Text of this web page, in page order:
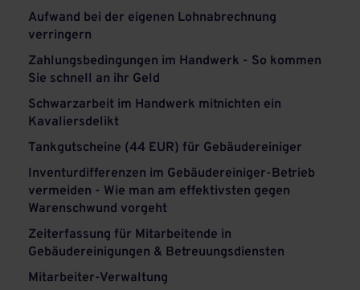
Aufwand bei der eigenen Lohnabrechnung
verringern
Zahlungsbedingungen im Handwerk - So kommen
Sie schnell an ihr Geld
Schwarzarbeit im Handwerk mitnichten ein
Kavaliersdelikt
Tankgutscheine (44 EUR) für Gebäudereiniger
Inventurdifferenzen im Gebäudereiniger-Betrieb
vermeiden - Wie man am effektivsten gegen
Warenschwund vorgeht
Zeiterfassung für Mitarbeitende in
Gebäudereinigungen & Betreuungsdiensten
Mitarbeiter-Verwaltung